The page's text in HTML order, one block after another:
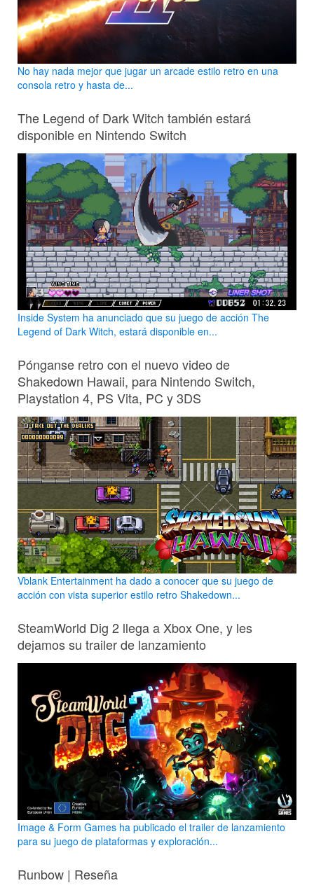
No hay nada mejor que jugar un arcade estilo retro en una
consola retro y hasta de...
The Legend of Dark Witch también estará
disponible en Nintendo Switch
Inside System ha anunciado que su juego de acción The
Legend of Dark Witch, estará disponible en...
Pónganse retro con el nuevo video de
Shakedown Hawaii, para Nintendo Switch,
Playstation 4, PS Vita, PC y 3DS
Vblank Entertainment ha dado a conocer que su juego de
acción con vista superior estilo retro Shakedown...
SteamWorld Dig 2 llega a Xbox One, y les
dejamos su trailer de lanzamiento
Image & Form Games ha publicado el trailer de lanzamiento
para su juego de plataformas y exploración...
Runbow | Reseña